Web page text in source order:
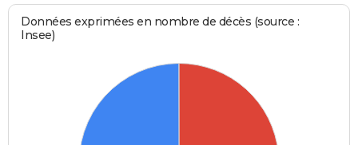
Données exprimées en nombre de décès (source :
Insee)